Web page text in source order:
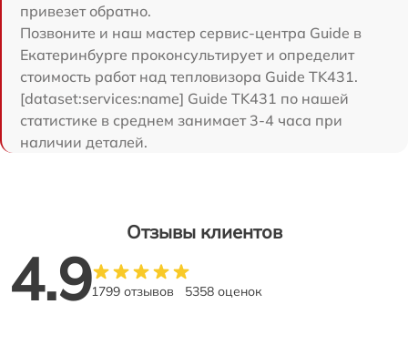
привезет обратно.
Позвоните и наш мастер сервис-центра Guide в
Екатеринбурге проконсультирует и определит
стоимость работ над тепловизора Guide TK431.
[dataset:services:name] Guide TK431 по нашей
статистике в среднем занимает 3-4 часа при
наличии деталей.
Отзывы клиентов
4.91799 отзывов 5358 оценок